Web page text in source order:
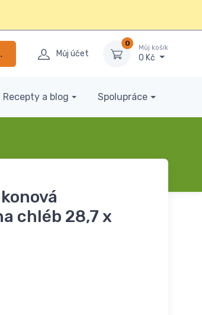
Můj účet
0
Můj košík
0 Kč
Recepty a blog Spolupráce
chléb 28,7 x